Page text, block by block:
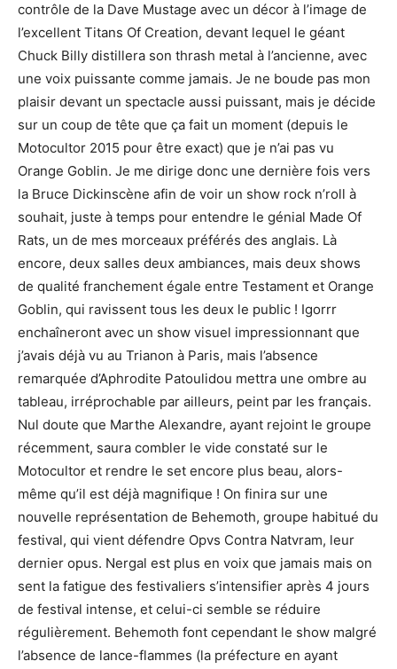
contrôle de la Dave Mustage avec un décor à l’image de
l’excellent Titans Of Creation, devant lequel le géant
Chuck Billy distillera son thrash metal à l’ancienne, avec
une voix puissante comme jamais. Je ne boude pas mon
plaisir devant un spectacle aussi puissant, mais je décide
sur un coup de tête que ça fait un moment (depuis le
Motocultor 2015 pour être exact) que je n’ai pas vu
Orange Goblin. Je me dirige donc une dernière fois vers
la Bruce Dickinscène afin de voir un show rock n’roll à
souhait, juste à temps pour entendre le génial Made Of
Rats, un de mes morceaux préférés des anglais. Là
encore, deux salles deux ambiances, mais deux shows
de qualité franchement égale entre Testament et Orange
Goblin, qui ravissent tous les deux le public ! Igorrr
enchaîneront avec un show visuel impressionnant que
j’avais déjà vu au Trianon à Paris, mais l’absence
remarquée d’Aphrodite Patoulidou mettra une ombre au
tableau, irréprochable par ailleurs, peint par les français.
Nul doute que Marthe Alexandre, ayant rejoint le groupe
récemment, saura combler le vide constaté sur le
Motocultor et rendre le set encore plus beau, alors-
même qu’il est déjà magnifique ! On finira sur une
nouvelle représentation de Behemoth, groupe habitué du
festival, qui vient défendre Opvs Contra Natvram, leur
dernier opus. Nergal est plus en voix que jamais mais on
sent la fatigue des festivaliers s’intensifier après 4 jours
de festival intense, et celui-ci semble se réduire
régulièrement. Behemoth font cependant le show malgré
l’absence de lance-flammes (la préfecture en ayant